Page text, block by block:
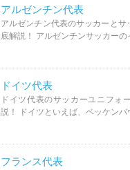
アルゼンチン代表
アルゼンチン代表のサッカーとサ
底解説！ アルゼンチンサッカー
ドイツ代表
ドイツ代表のサッカーユニフォ
説！ ドイツといえば、ベッケン
フランス代表